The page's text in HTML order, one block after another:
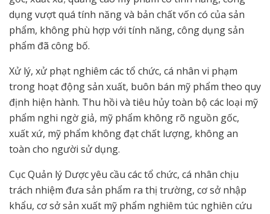
dụng vượt quá tính năng và bản chất vốn có của sản
phẩm, không phù hợp với tính năng, công dụng sản
phẩm đã công bố.
Xử lý, xử phạt nghiêm các tổ chức, cá nhân vi phạm
trong hoạt động sản xuất, buôn bán mỹ phẩm theo quy
định hiện hành. Thu hồi và tiêu hủy toàn bộ các loại mỹ
phẩm nghi ngờ giả, mỹ phẩm không rõ nguồn gốc,
xuất xứ, mỹ phẩm không đạt chất lượng, không an
toàn cho người sử dụng.
Cục Quản lý Dược yêu cầu các tổ chức, cá nhân chịu
trách nhiệm đưa sản phẩm ra thị trường, cơ sở nhập
khẩu, cơ sở sản xuất mỹ phẩm nghiêm túc nghiên cứu